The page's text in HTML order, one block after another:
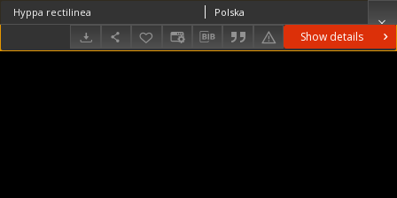
Show details
Hyppa rectilinea Polska